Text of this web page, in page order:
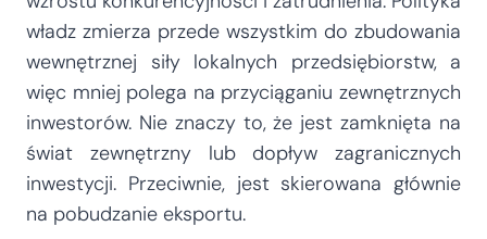
władz zmierza przede wszystkim do zbudowania
wewnętrznej siły lokalnych przedsiębiorstw, a
więc mniej polega na przyciąganiu zewnętrznych
inwestorów. Nie znaczy to, że jest zamknięta na
świat zewnętrzny lub dopływ zagranicznych
inwestycji. Przeciwnie, jest skierowana głównie
na pobudzanie eksportu.